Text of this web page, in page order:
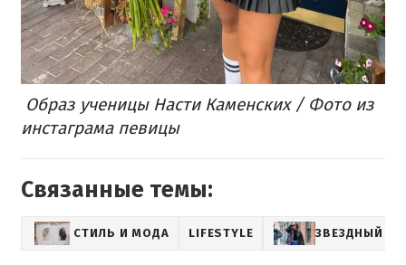
Образ ученицы Насти Каменских / Фото из
инстаграма певицы
Связанные темы:
СТИЛЬ И МОДА LIFESTYLE ЗВЕЗДНЫЙ